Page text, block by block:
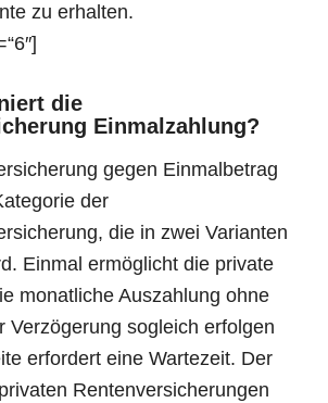
zu erhalten.
die
Einmalzahlung?
gegen Einmalbetrag
der
die in zwei Varianten
Einmal ermöglicht die private
monatliche Auszahlung ohne
Verzögerung sogleich erfolgen
erfordert eine Wartezeit. Der
Rentenversicherungen